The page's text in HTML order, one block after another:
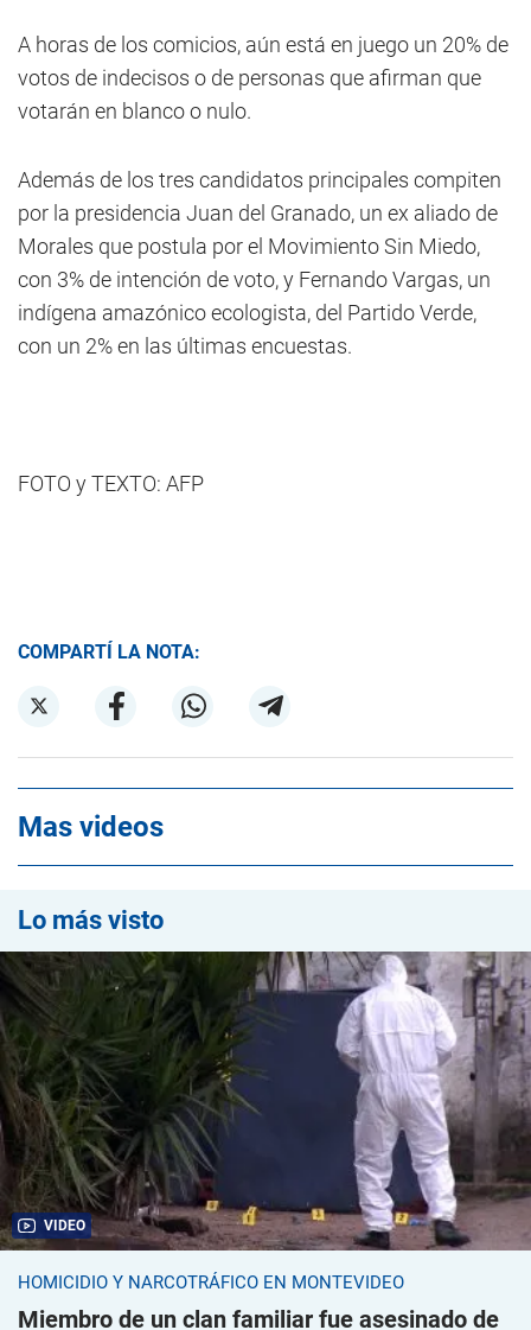
A horas de los comicios, aún está en juego un 20% de
votos de indecisos o de personas que afirman que
votarán en blanco o nulo.
Además de los tres candidatos principales compiten
por la presidencia Juan del Granado, un ex aliado de
Morales que postula por el Movimiento Sin Miedo,
con 3% de intención de voto, y Fernando Vargas, un
indígena amazónico ecologista, del Partido Verde,
con un 2% en las últimas encuestas.
FOTO y TEXTO: AFP
COMPARTÍ LA NOTA:
Mas videos
Lo más visto
VIDEO
HOMICIDIO Y NARCOTRÁFICO EN MONTEVIDEO
Miembro de un clan familiar fue asesinado de